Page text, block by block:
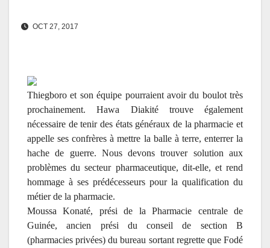
OCT 27, 2017
Thiegboro et son équipe pourraient avoir du boulot très
prochainement. Hawa Diakité trouve également
nécessaire de tenir des états généraux de la pharmacie et
appelle ses confrères à mettre la balle à terre, enterrer la
hache de guerre. Nous devons trouver solution aux
problèmes du secteur pharmaceutique, dit-elle, et rend
hommage à ses prédécesseurs pour la qualification du
métier de la pharmacie.
Moussa Konaté, prési de la Pharmacie centrale de
Guinée, ancien prési du conseil de section B
(pharmacies privées) du bureau sortant regrette que Fodé